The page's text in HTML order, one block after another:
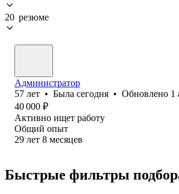
20 резюме
Администратор
57 лет • Была сегодня • Обновлено 1
40 000 ₽
Активно ищет работу
Общий опыт
29 лет 8 месяцев
Быстрые фильтры